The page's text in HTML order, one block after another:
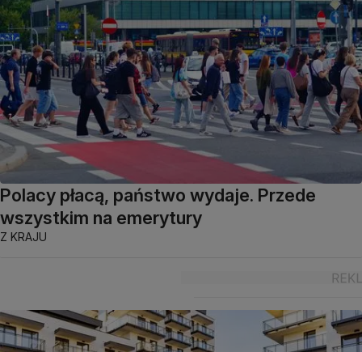
Polacy płacą, państwo wydaje. Przede
wszystkim na emerytury
Z KRAJU